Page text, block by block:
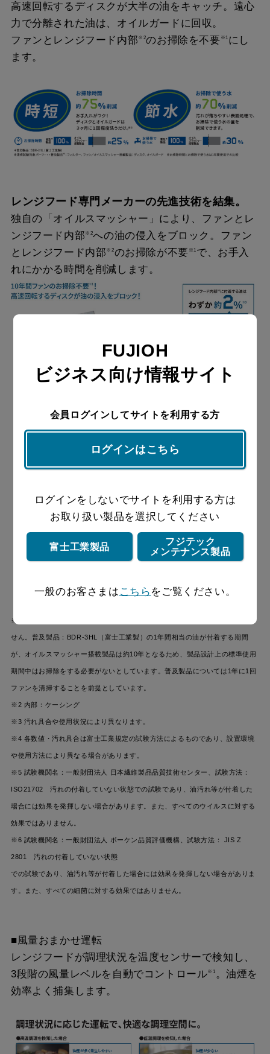
高速回転するディスクが大半の油をキャッチ。遠心
力で分離された油は、オイルガードに回収。
ファンとレンジフード内部 ※2のお掃除を不要 ※1 にし
ます。
レンジフード専門メーカーの先進技術を結集。
独自の「オイルスマッシャー」により、ファンとレ
ンジフード内部 ※2への油の侵入をブロック。ファン
とレンジフード内部 ※2のお掃除が不要 ※1 で、お手入
れにかかる時間を削減します。
※1「 お掃除不要」とは、レンジフード内部が汚れないという意味ではありま
せん。普及製品：BDR-3HL（富士工業製）の1年間相当の油が付着する期間
が、オイルスマッシャー搭載製品は約10年となるため、製品設計上の標準使用
期間中はお掃除をする必要がないとしています。普及製品については1年に1回
ファンを清掃することを前提としています。
※2 内部：ケーシング
※3 汚れ具合や使用状況により異なります。
※4 各数値・汚れ具合は富士工業規定の試験方法によるものであり、設置環境
や使用方法により異なる場合があります。
※5 試験機関名：一般財団法人 日本繊維製品品質技術センター、試験方法：
ISO21702 汚れの付着していない状態での試験であり、油汚れ等が付着した
場合には効果を発揮しない場合があります。また、すべてのウイルスに対する
効果ではありません。
※6 試験機関名：一般財団法人 ボーケン品質評価機構、試験方法： JIS Z
2801 汚れの付着していない状態
での試験であり、油汚れ等が付着した場合には効果を発揮しない場合がありま
す。また、すべての細菌に対する効果ではありません。
■風量おまかせ運転
レンジフードが調理状況を温度センサーで検知し、
3段階の風量レベルを自動でコントロール※1 。油煙を
効率よく捕集します。
FUJIOH
ビジネス向け情報サイト
会員ログインしてサイトを利用する方
ログインはこちら
ログインをしないでサイトを利用する方は
お取り扱い製品を選択してください
富士工業製品
フジテック
メンテナンス製品
一般のお客さまは こちら をご覧ください。